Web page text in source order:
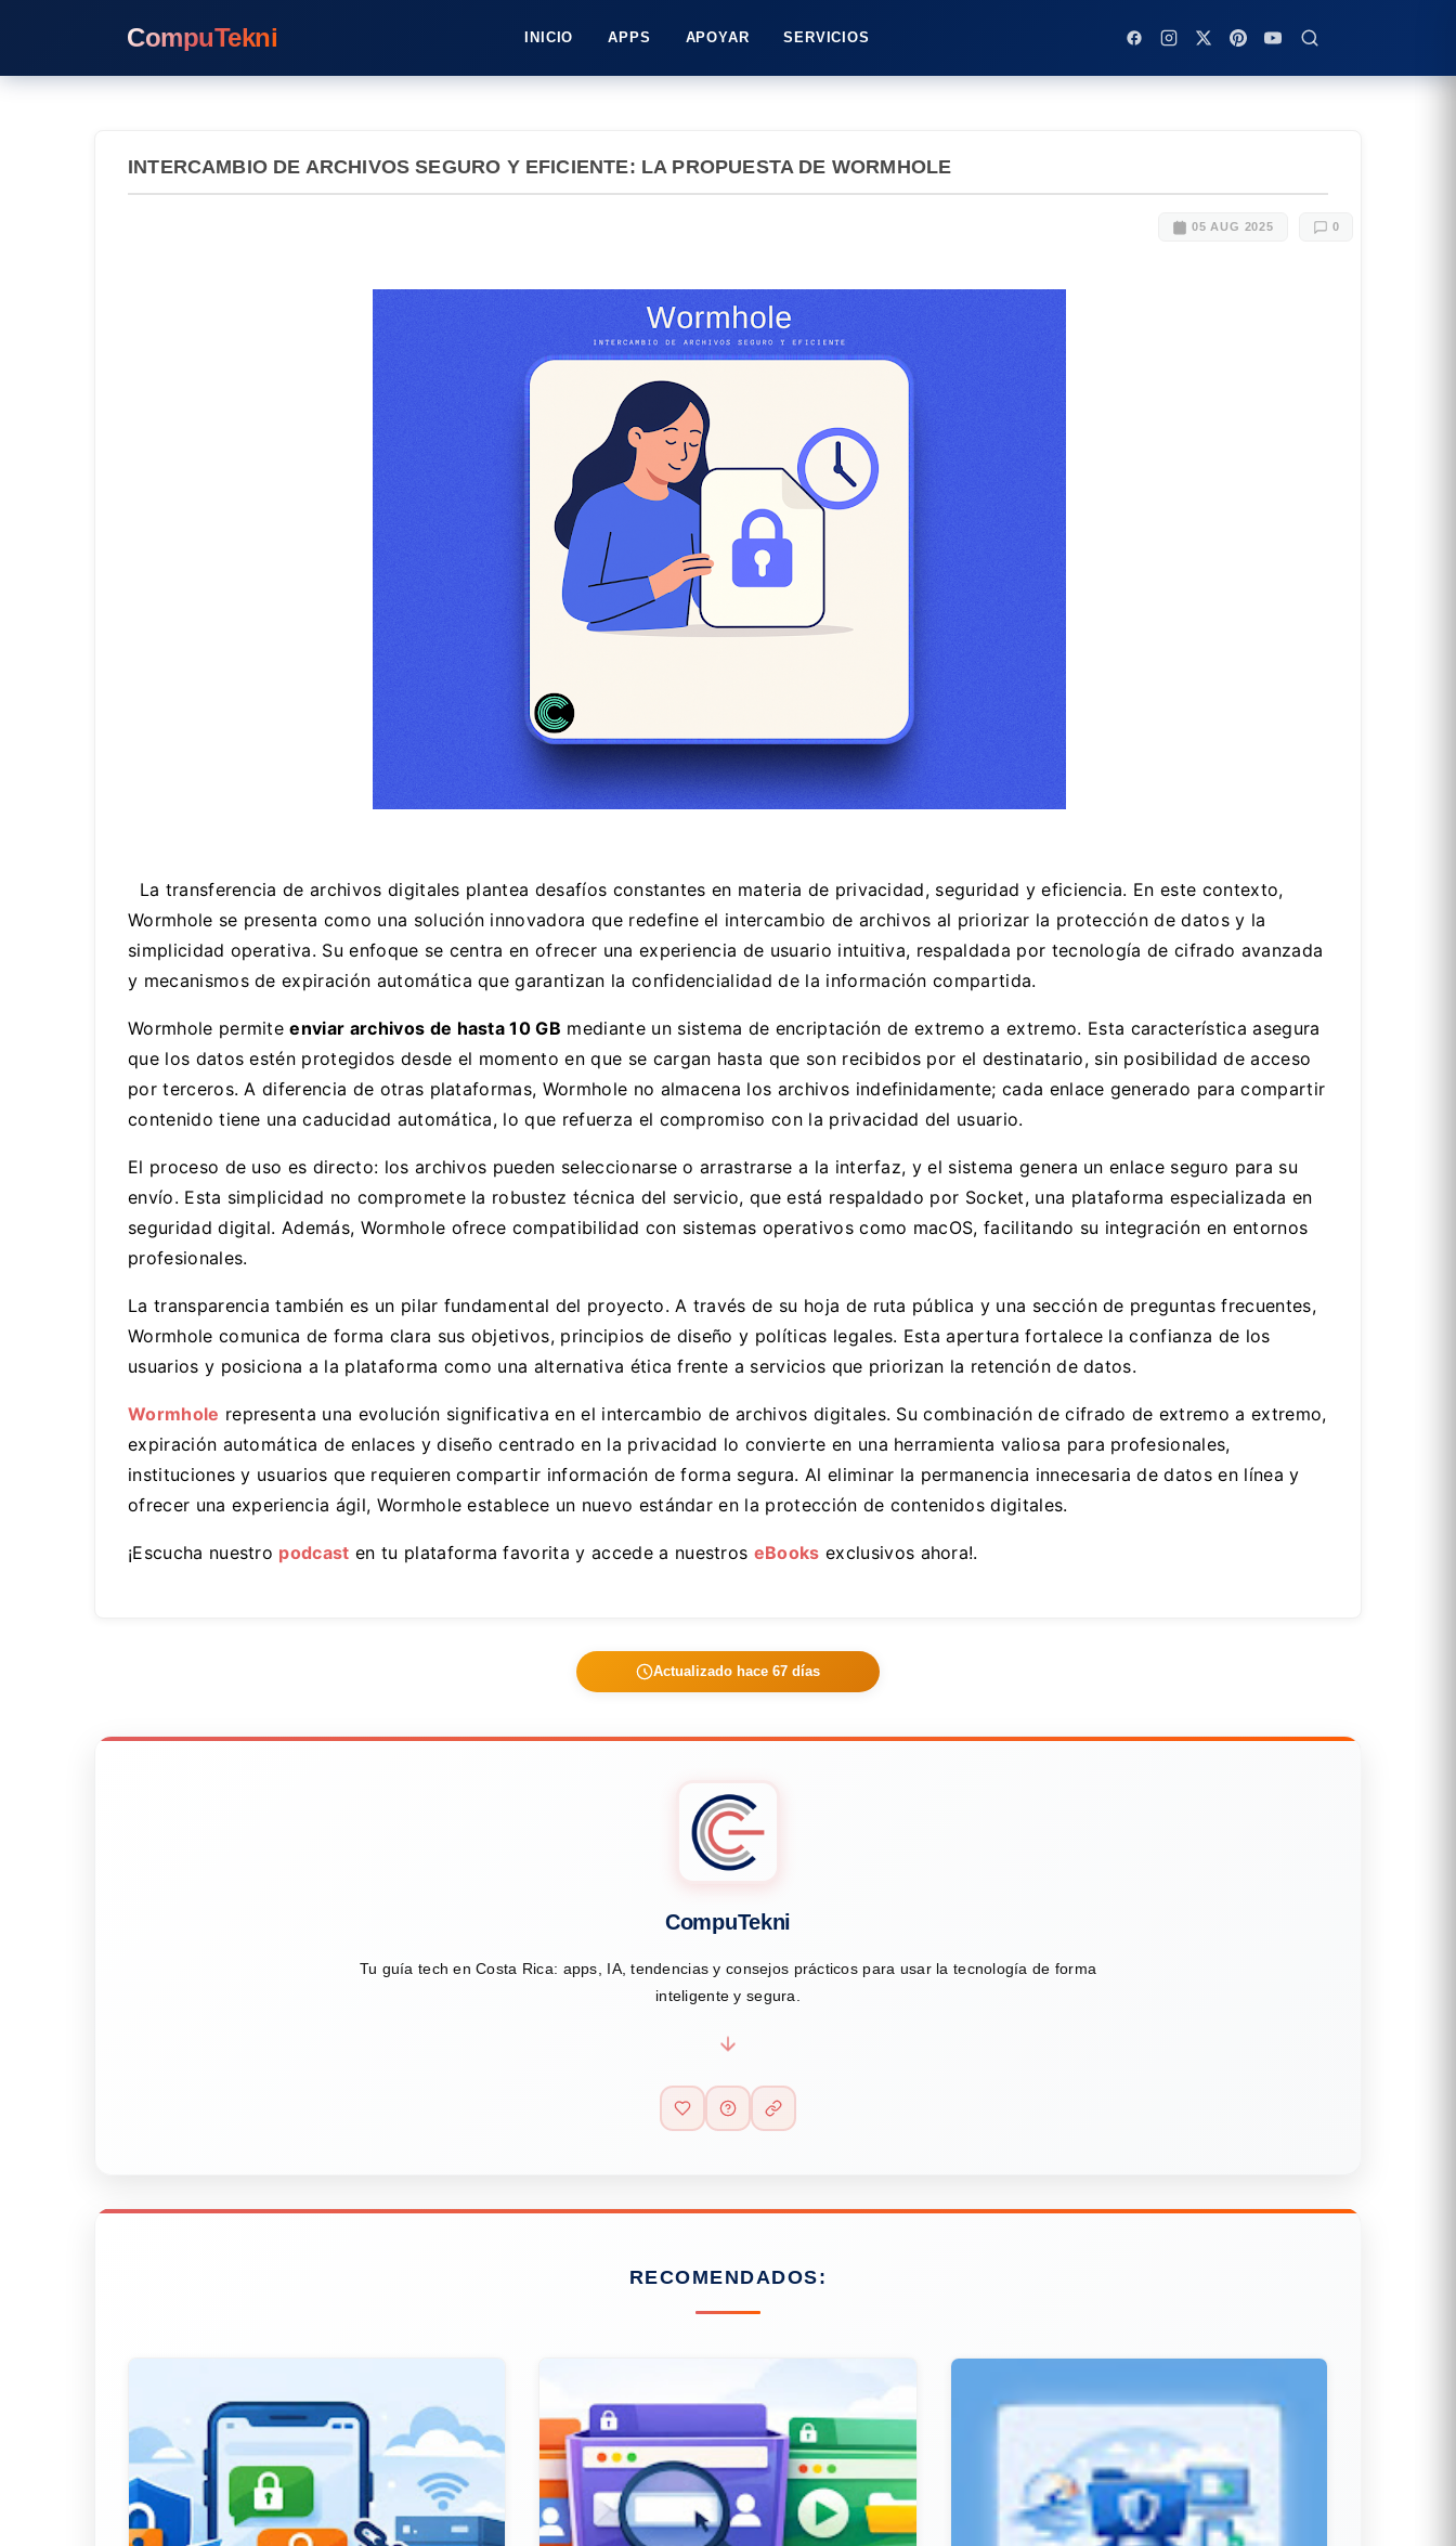
CompuTekni INICIO APPS APOYAR SERVICIOS
INTERCAMBIO DE ARCHIVOS SEGURO Y EFICIENTE: LA PROPUESTA DE WORMHOLE
05 AUG 2025 0
La transferencia de archivos digitales plantea desafíos constantes en materia de privacidad, seguridad y eficiencia. En este contexto,
Wormhole se presenta como una solución innovadora que redefine el intercambio de archivos al priorizar la protección de datos y la
simplicidad operativa. Su enfoque se centra en ofrecer una experiencia de usuario intuitiva, respaldada por tecnología de cifrado avanzada
y mecanismos de expiración automática que garantizan la confidencialidad de la información compartida.
Wormhole permiteenviar archivos de hasta 10 GB mediante un sistema de encriptación de extremo a extremo. Esta característica asegura
que los datos estén protegidos desde el momento en que se cargan hasta que son recibidos por el destinatario, sin posibilidad de acceso
por terceros. A diferencia de otras plataformas, Wormhole no almacena los archivos indefinidamente; cada enlace generado para compartir
contenido tiene una caducidad automática, lo que refuerza el compromiso con la privacidad del usuario.
El proceso de uso es directo: los archivos pueden seleccionarse o arrastrarse a la interfaz, y el sistema genera un enlace seguro para su
envío. Esta simplicidad no compromete la robustez técnica del servicio, que está respaldado por Socket, una plataforma especializada en
seguridad digital. Además, Wormhole ofrece compatibilidad con sistemas operativos como macOS, facilitando su integración en entornos
profesionales.
La transparencia también es un pilar fundamental del proyecto. A través de su hoja de ruta pública y una sección de preguntas frecuentes,
Wormhole comunica de forma clara sus objetivos, principios de diseño y políticas legales. Esta apertura fortalece la confianza de los
usuarios y posiciona a la plataforma como una alternativa ética frente a servicios que priorizan la retención de datos.
Wormhole representa una evolución significativa en el intercambio de archivos digitales. Su combinación de cifrado de extremo a extremo,
expiración automática de enlaces y diseño centrado en la privacidad lo convierte en una herramienta valiosa para profesionales,
instituciones y usuarios que requieren compartir información de forma segura. Al eliminar la permanencia innecesaria de datos en línea y
ofrecer una experiencia ágil, Wormhole establece un nuevo estándar en la protección de contenidos digitales.
¡Escucha nuestro podcast en tu plataforma favorita y accede a nuestros eBooks exclusivos ahora!.
Actualizado hace 67 días
CompuTekni
Tu guía tech en Costa Rica: apps, IA, tendencias y consejos prácticos para usar la tecnología de forma
inteligente y segura.
RECOMENDADOS: